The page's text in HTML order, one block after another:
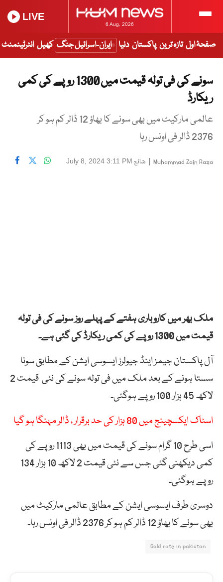
6 Aug, 2026
LIVE
صفحۂ اول تازہ ترین پاکستان دنیا ایران-اسرائیل جنگ کھیل انٹرٹینمنٹ
سونے کی فی تولہ قیمت میں 1300 روپے کی کمی
ریکارڈ
عالمی مارکیٹ میں بھی سونے کا بھاؤ 12 ڈالر کم ہو کر
2376 ڈالر فی اونس رہا
Muhammad Zain Raza
| شائع July 8, 2024 3:11 PM
ملک بھر میں کاروباری ہفتے کے پہلے روز سونے کی فی تولہ
قیمت میں 1300 روپے کی کمی ریکارڈ کی گئی ہے۔
آل پاکستان جیمز اینڈ جیولرز ایسوسی ایشن کے مطابق سونا
سستا ہونے کے بعد ملک میں فی تولہ سونے کی نئی قیمت 2
لاکھ 45 ہزار 100 روپے ہوگئی۔
اسٹاک ایکسچینج میں 80 ہزار کی حد برقرار ، ڈالر مہنگا ہو گیا
اسی طرح 10 گرام سونے کی قیمت میں بھی 1113 روپے کی
کمی دیکھنی گئی جس سے نئی قیمت 2 لاکھ 10 ہزار 134
روپے ہوگئی۔
دوسری طرف ایسوسی ایشن کے مطابق عالمی مارکیٹ میں
بھی سونے کا بھاؤ 12 ڈالر کم ہو کر 2376 ڈالر فی اونس رہا۔
Gold rate in pakistan